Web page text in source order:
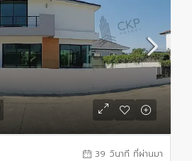
39 วินาที ที่ผ่านมา